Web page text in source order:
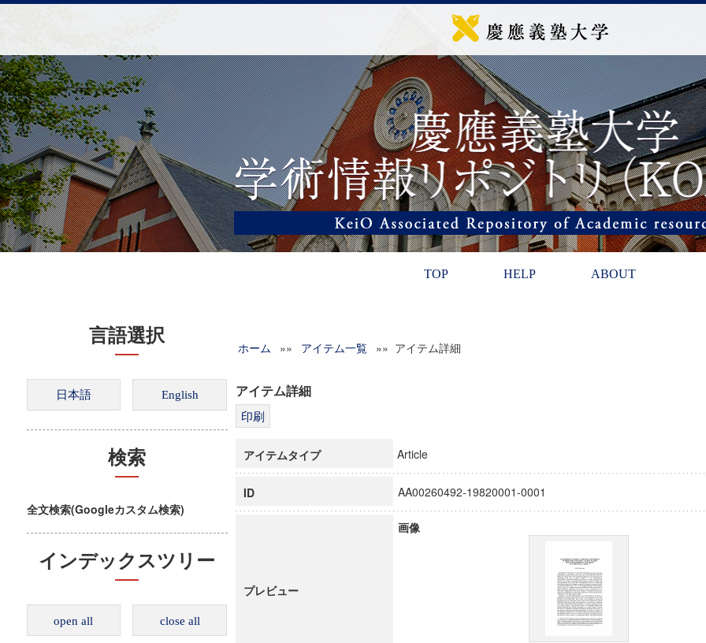
TOP HELP ABOUT
言語選択
検索
全文検索(Googleカスタム検索)
インデックスツリー
open all close all
ホーム »» アイテム一覧 »» アイテム詳細
アイテム詳細
アイテムタイプ Article
ID AA00260492-19820001-0001
プレビュー
画像